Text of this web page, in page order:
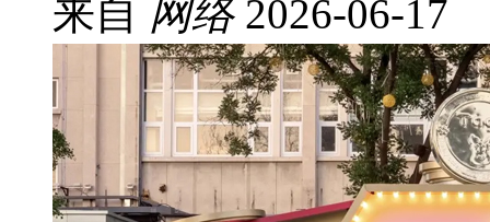
来自 网络 2026-06-17